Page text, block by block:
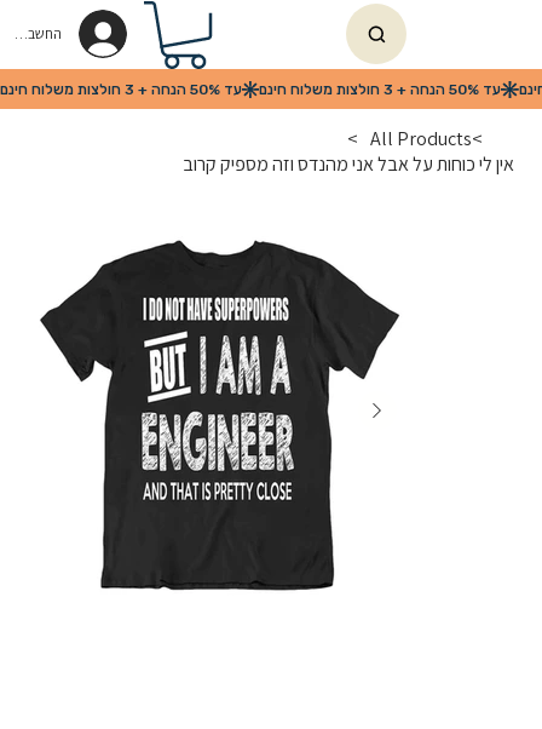
החשבון שלי
>
All Products
>
אין לי כוחות על אבל אני מהנדס וזה מספיק קרוב